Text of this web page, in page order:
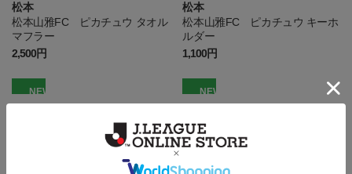
松本
松本山雅FC ピカチュウ タオル
マフラー
2,500円
松本
松本山雅FC ピカチュウ キーホ
ルダー
1,100円
NEW NEW